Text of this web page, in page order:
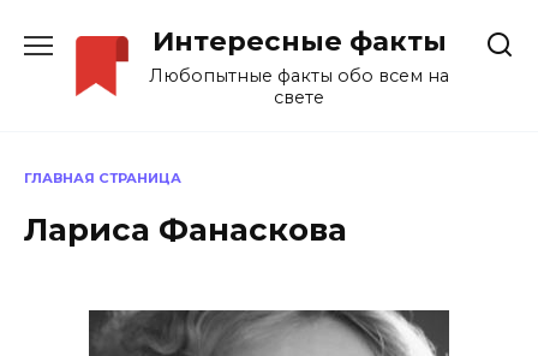
содержанию
Интересные факты
Любопытные факты обо всем на
свете
ГЛАВНАЯ СТРАНИЦА
Лариса Фанаскова